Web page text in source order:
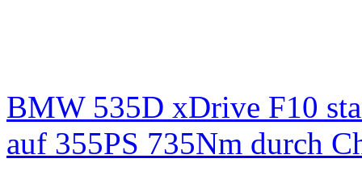
BMW 535D xDrive F10
auf 355PS 735Nm durch